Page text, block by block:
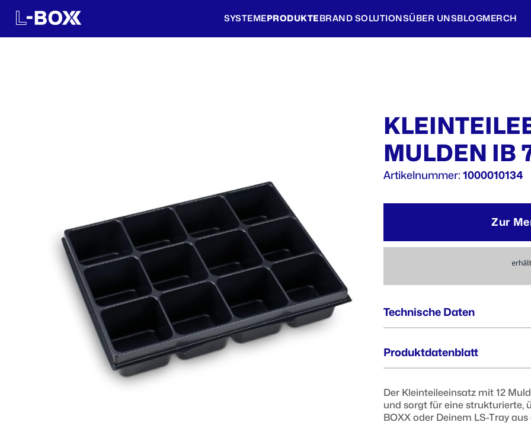
SYSTEMEPRODUKTEBRAND SOLUTIONSÜBER UNSBLOGMERCH
MULDEN IB
Artikelnummer: 1000010134
Zur
Technische Daten
Außenmaße (BxTxH) :
349 x 265 x 63 mm
Produktdatenblatt
Der Kleinteileeinsatz mit 12
und sorgt für eine strukturierte,
BOXX oder Deinem LS-Tray